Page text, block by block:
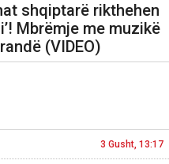
shqiptarë rikthehen
Mbrëmje me muzikë
(VIDEO)
3 Gusht, 13:17